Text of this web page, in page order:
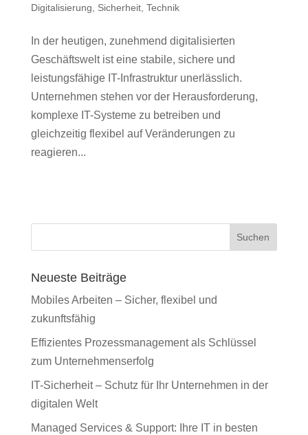
Digitalisierung, Sicherheit, Technik
In der heutigen, zunehmend digitalisierten
Geschäftswelt ist eine stabile, sichere und
leistungsfähige IT-Infrastruktur unerlässlich.
Unternehmen stehen vor der Herausforderung,
komplexe IT-Systeme zu betreiben und
gleichzeitig flexibel auf Veränderungen zu
reagieren...
Suchen
Neueste Beiträge
Mobiles Arbeiten – Sicher, flexibel und
zukunftsfähig
Effizientes Prozessmanagement als Schlüssel
zum Unternehmenserfolg
IT-Sicherheit – Schutz für Ihr Unternehmen in der
digitalen Welt
Managed Services & Support: Ihre IT in besten